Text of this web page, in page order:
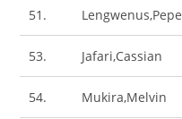
51. Lengwenus,Pepe
53. Jafari,Cassian
54. Mukira,Melvin